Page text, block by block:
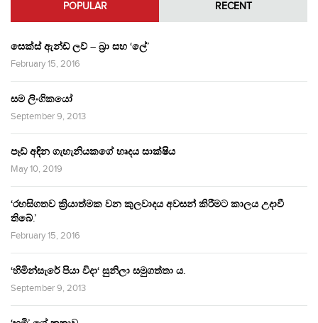
POPULAR RECENT
සෙක්ස් ඇන්ඩ් ලව් – බ්‍රා සහ ‘ලේ’
February 15, 2016
සම ලිංගිකයෝ
September 9, 2013
පෑඩ් අඳින ගැහැනියකගේ හෘදය සාක්ෂිය
May 10, 2019
‘රහසිගතව ක්‍රියාත්මක වන කුලවාදය අවසන් කිරීමට කාලය උදාවී
තිබේ.’
February 15, 2016
‘හිමින්සැරේ පියා විදා‘ සුනිලා සමුගත්තා ය.
September 9, 2013